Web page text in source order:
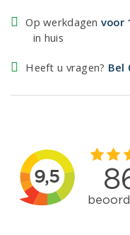
Op werkdagen voor
in huis
Heeft u vragen? Bel